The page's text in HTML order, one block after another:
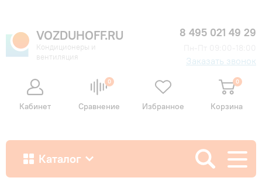
VOZDUHOFF.RU
Кондиционеры и
вентиляция
8 495 021 49 29
Заказать звонок
Кабинет
0
Сравнение Избранное
0
Корзина
Каталог